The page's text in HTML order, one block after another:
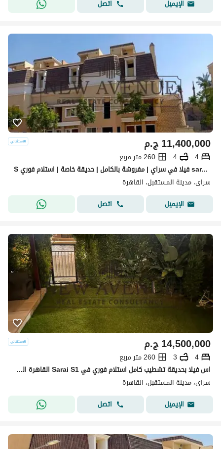
الإيميل اتصل
ج.م11,400,000
4
4
260 متر مربع
S فيلا في سراي | مفروشة بالكامل | حديقة خاصة | استلام فوري sarai - New Cairo
سراى، مدينة المستقبل، القاهرة
الإيميل
اتصل
ج.م14,500,000
4
3
260 متر مربع
اس فيلا بحديقة تشطيب كامل استلام فوري في Sarai S1 القاهرة الجديدة مطبخ ودريسنج موقع مميز سكن فاخر وفرصة استثمارية قوية
سراى، مدينة المستقبل، القاهرة
الإيميل
اتصل